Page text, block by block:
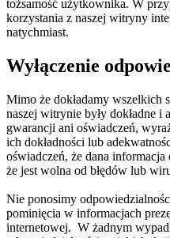
tożsamość użytkownika. W
korzystania z naszej witryny
natychmiast.
Wyłączenie
Mimo że dokładamy wszelkich
naszej witrynie były dokładne i
gwarancji ani oświadczeń,
ich dokładności lub
oświadczeń, że dana
że jest wolna od błędów lub
Nie ponosimy
pominięcia w informacjach
internetowej. W żadnym